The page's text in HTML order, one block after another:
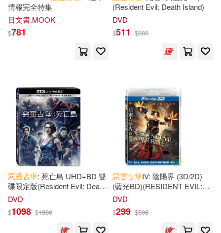
情報完全特集
日文書.MOOK
$781
(Resident Evil: Death Island)
DVD
$511 $888
惡靈古堡: 死亡島 UHD+BD 雙
碟限定版(Resident Evil: Death
Island (UHD+BD))
DVD
$1098 $1380
惡靈古堡IV: 陰陽界 (3D/2D)
(藍光BD)(RESIDENT EVIL:
AFTERLIFE)
DVD
$299 $598